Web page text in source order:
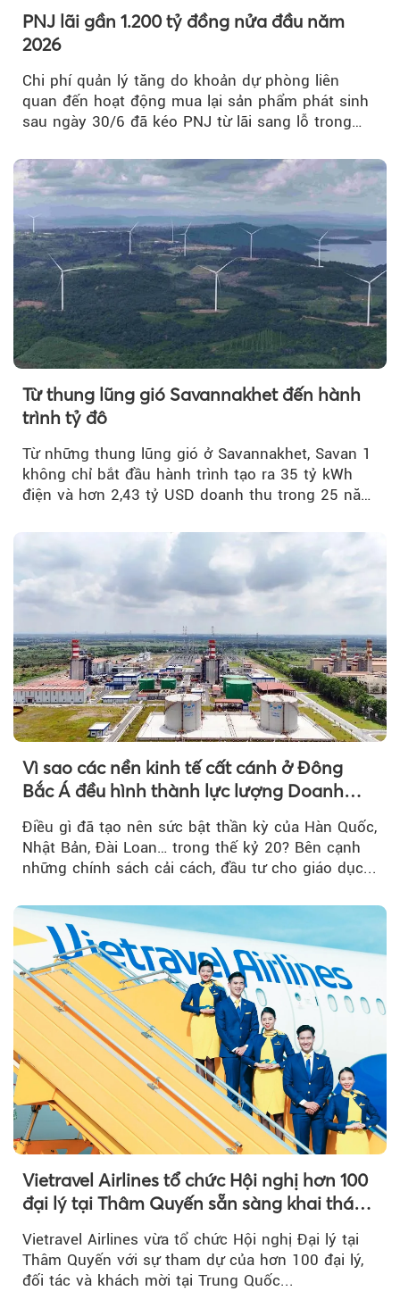
PNJ lãi gần 1.200 tỷ đồng nửa đầu năm
2026
Chi phí quản lý tăng do khoản dự phòng liên
quan đến hoạt động mua lại sản phẩm phát sinh
sau ngày 30/6 đã kéo PNJ từ lãi sang lỗ trong
Từ thung lũng gió Savannakhet đến hành
trình tỷ đô
Từ những thung lũng gió ở Savannakhet, Savan 1
không chỉ bắt đầu hành trình tạo ra 35 tỷ kWh
điện và hơn 2,43 tỷ USD doanh thu trong 25 năm
Vì sao các nền kinh tế cất cánh ở Đông
Bắc Á đều hình thành lực lượng Doanh
nghiệp Quốc gia?
Điều gì đã tạo nên sức bật thần kỳ của Hàn Quốc,
Nhật Bản, Đài Loan… trong thế kỷ 20? Bên cạnh
những chính sách cải cách, đầu tư cho giáo dục...
Vietravel Airlines tổ chức Hội nghị hơn 100
đại lý tại Thâm Quyến sẵn sàng khai thác
đường bay thẳng TP.HCM - Thâm Quyến
Vietravel Airlines vừa tổ chức Hội nghị Đại lý tại
Thâm Quyến với sự tham dự của hơn 100 đại lý,
đối tác và khách mời tại Trung Quốc...